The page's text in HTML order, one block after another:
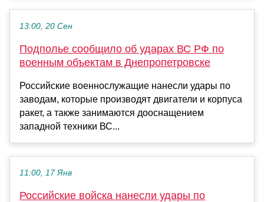
13:00, 20 Сен
Подполье сообщило об ударах ВС РФ по
военным объектам в Днепропетровске
Российские военнослужащие нанесли удары по
заводам, которые производят двигатели и корпуса
ракет, а также занимаются дооснащением
западной техники ВС...
11:00, 17 Янв
Российские войска нанесли удары по